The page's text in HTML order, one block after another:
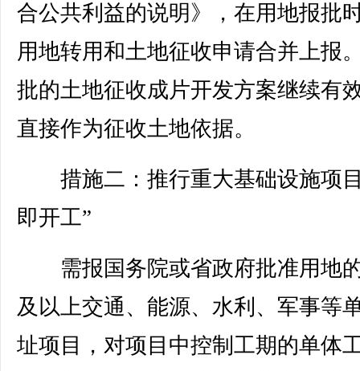
合公共利益的说明》，在用地报批
用地转用和土地征收申请合并上报
批的土地征收成片开发方案继续有
直接作为征收土地依据。
措施二：推行重大基础设施项
即开工”
需报国务院或省政府批准用地
及以上交通、能源、水利、军事等
址项目，对项目中控制工期的单体